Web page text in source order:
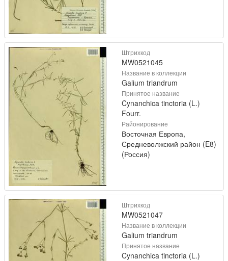
Штрихкод
MW0521045
Название в коллекции
Galium triandrum
Принятое название
Cynanchica tinctoria (L.)
Fourr.
Районирование
Восточная Европа,
Средневолжский район (E8)
(Россия)
Штрихкод
MW0521047
Название в коллекции
Galium triandrum
Принятое название
Cynanchica tinctoria (L.)